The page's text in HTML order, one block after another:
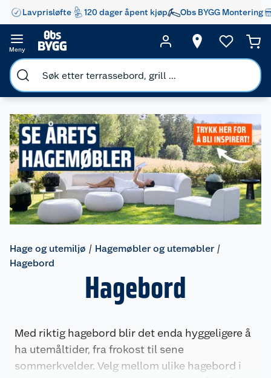
Lavprisløfte 120 dager åpent kjøp Obs BYGG Montering
Meny
Hage og utemiljø
Hagemøbler og utemøbler
Hagebord
Hagebord
Med riktig hagebord blir det enda hyggeligere å
ha utemåltider, fra frokost til sene
sommerkvelder. Velg mellom ulike hagebord i